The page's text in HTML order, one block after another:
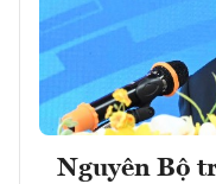
Nguyên Bộ